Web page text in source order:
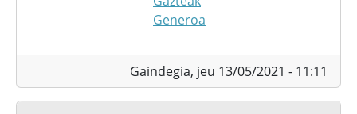
Generoa
Gaindegia, jeu 13/05/2021 - 11:11